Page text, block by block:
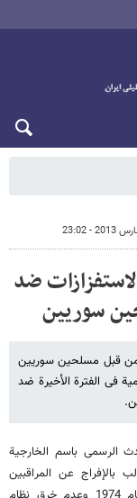
ضد
سوریین
من قبل مسلحین سوریین
فی الفترة الأخیرة ضد
الرسمی باسم الخارجیة
تطالب بالإفراج عن المراقبین